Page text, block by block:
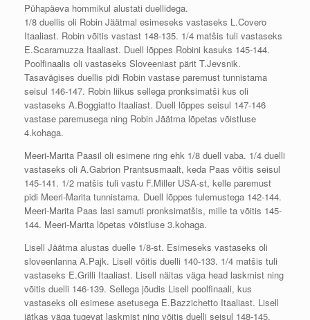
Pühapäeva hommikul alustati duellidega.
1/8 duellis oli Robin Jäätmal esimeseks vastaseks L.Covero
Itaaliast. Robin võitis vastast 148-135. 1/4 matšis tuli vastaseks
E.Scaramuzza Itaaliast. Duell lõppes Robini kasuks 145-144.
Poolfinaalis oli vastaseks Sloveeniast pärit T.Jevsnik.
Tasavägises duellis pidi Robin vastase paremust tunnistama
seisul 146-147. Robin liikus sellega pronksimatši kus oli
vastaseks A.Boggiatto Itaaliast. Duell lõppes seisul 147-146
vastase paremusega ning Robin Jäätma lõpetas võistluse
4.kohaga.
Meeri-Marita Paasil oli esimene ring ehk 1/8 duell vaba. 1/4 duelli
vastaseks oli A.Gabrion Prantsusmaalt, keda Paas võitis seisul
145-141. 1/2 matšis tuli vastu F.Miller USA-st, kelle paremust
pidi Meeri-Marita tunnistama. Duell lõppes tulemustega 142-144.
Meeri-Marita Paas lasi samuti pronksimatšis, mille ta võitis 145-
144. Meeri-Marita lõpetas võistluse 3.kohaga.
Lisell Jäätma alustas duelle 1/8-st. Esimeseks vastaseks oli
sloveenlanna A.Pajk. Lisell võitis duelli 140-133. 1/4 matšis tuli
vastaseks E.Grilli Itaaliast. Lisell näitas väga head laskmist ning
võitis duelli 146-139. Sellega jõudis Lisell poolfinaali, kus
vastaseks oli esimese asetusega E.Bazzichetto Itaaliast. Lisell
jätkas väga tugevat laskmist ning võitis duelli seisul 148-145.